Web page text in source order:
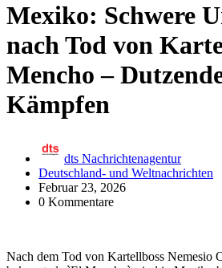
Mexiko: Schwere
nach Tod von
Mencho –
Kämpfen
dts Nachrichtenagentur
Deutschland- und Weltnachrichten
Februar 23, 2026
0 Kommentare
Nach dem Tod von Kartellboss Nemesio